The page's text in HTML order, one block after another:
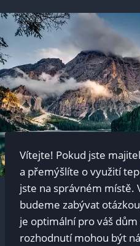
Vítejte! Pokud jste⁢
a přemýšlíte o ⁢využití
jste ​na správném místě.
budeme‍ zabývat
je optimální pro váš dům
rozhodnutí mohou být